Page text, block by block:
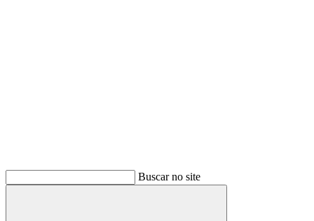
Buscar no site